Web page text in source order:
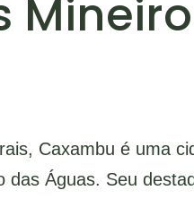
Mineiro
Caxambu é uma
das Águas. Seu